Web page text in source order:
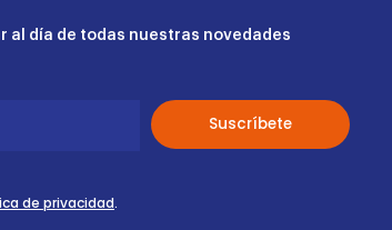
día de todas nuestras novedades
de privacidad.